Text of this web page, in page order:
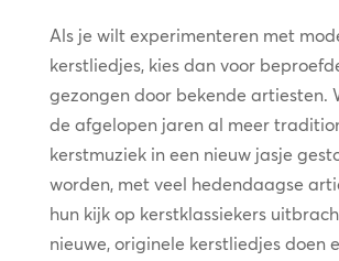
Als je wilt experimenteren met
kerstliedjes, kies dan voor
gezongen door bekende artiesten.
de afgelopen jaren al meer
kerstmuziek in een nieuw jasje
worden, met veel hedendaagse
hun kijk op kerstklassiekers
nieuwe, originele kerstliedjes doen